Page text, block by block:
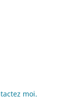
moi.